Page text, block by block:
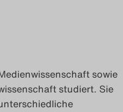
sowie
studiert. Sie